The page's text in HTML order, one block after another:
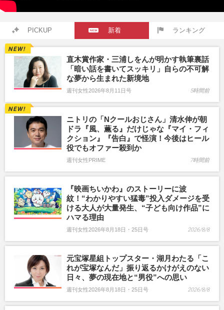
PICKUP 新着 ランキング
直木賞作家・三浦しをんが明かす執筆裏話
「暗い話を書いてスッキリ」自らの不可解
な夢から生まれた新境地
週刊女性2026年8月11日号 5時間前
ニトリの「Nクールおじさん」清水伸が朝
ドラ『風、薫る』だけじゃな『マイ・フィ
クション』『告白』で怪演！今後はヒール
役でもオファー殺到か
週刊女性PRIME 7時間前
『映画ちいかわ』のストーリーに波
紋！“わかりやすい猛毒”投入ダメージを受
ける大人が大量発生、“子ども向け作品”に
ハマる理由
週刊女性2026年8月18日・25日号 2026/8/8
元宝塚星組トップスター・湖月わたる「こ
れが宝塚なんだ」振り返るかけがえのない
日々、夢の現在地と“男役”への思い
週刊女性2026年8月18日・25日号 2026/8/8